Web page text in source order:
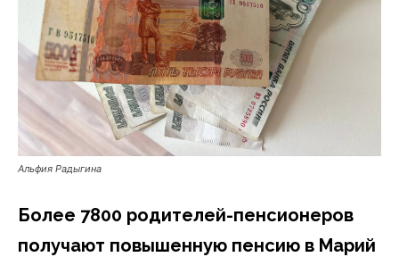
Альфия Радыгина
Более 7800 родителей-пенсионеров
получают повышенную пенсию в Марий